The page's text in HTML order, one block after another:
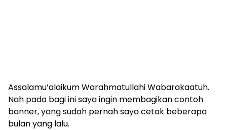
Assalamu’alaikum Warahmatullahi Wabarakaatuh.
Nah pada bagi ini saya ingin membagikan contoh
banner, yang sudah pernah saya cetak beberapa
bulan yang lalu.